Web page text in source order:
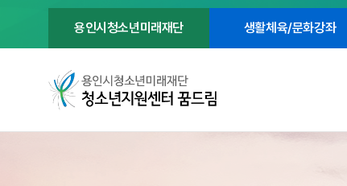
용인시청소년미래재단 생활체육/문화강좌